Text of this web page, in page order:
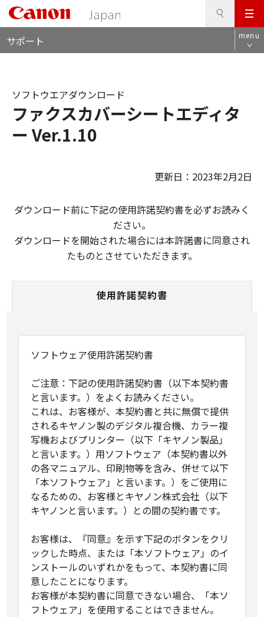
メ
ニ
ュ
サポート menu
ファクスカバーシートエディタ
ー Ver.1.10
ソフトウエアダウンロード
更新日：2023年2月2日
ダウンロード前に下記の使用許諾契約書を必ずお読みく
ださい。
ダウンロードを開始された場合には本許諾書に同意され
たものとさせていただきます。
使用許諾契約書
ソフトウェア使用許諾契約書
ご注意：下記の使用許諾契約書（以下本契約書
と言います。）をよくお読みください。
これは、お客様が、本契約書と共に無償で提供
されるキヤノン製のデジタル複合機、カラー複
写機およびプリンター（以下「キヤノン製品」
と言います。）用ソフトウェア（本契約書以外
の各マニュアル、印刷物等を含み、併せて以下
「本ソフトウェア」と言います。）をご使用に
なるための、お客様とキヤノン株式会社（以下
キヤノンと言います。）との間の契約書です。
お客様は、『同意』を示す下記のボタンをクリ
ックした時点、または「本ソフトウェア」のイ
ンストールのいずれかをもって、本契約書に同
意したことになります。
お客様が本契約書に同意できない場合、「本ソ
フトウェア」を使用することはできません。